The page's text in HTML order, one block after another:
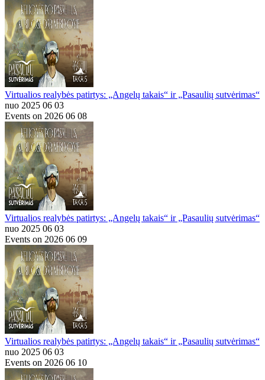
Virtualios realybės patirtys: „Angelų takais“ ir „Pasaulių sutvėrimas“
nuo 2025 06 03
Events on 2026 06 08
Virtualios realybės patirtys: „Angelų takais“ ir „Pasaulių sutvėrimas“
nuo 2025 06 03
Events on 2026 06 09
Virtualios realybės patirtys: „Angelų takais“ ir „Pasaulių sutvėrimas“
nuo 2025 06 03
Events on 2026 06 10